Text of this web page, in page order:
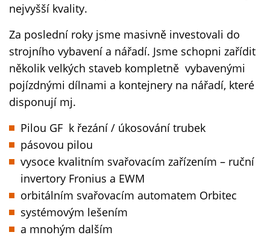
nejvyšší kvality.
Za poslední roky jsme masivně investovali do
strojního vybavení a nářadí. Jsme schopni zařídit
několik velkých staveb kompletně vybavenými
pojízdnými dílnami a kontejnery na nářadí, které
disponují mj.
Pilou GF k řezání / úkosování trubek
pásovou pilou
vysoce kvalitním svařovacím zařízením – ruční
invertory Fronius a EWM
orbitálním svařovacím automatem Orbitec
systémovým lešením
a mnohým dalším